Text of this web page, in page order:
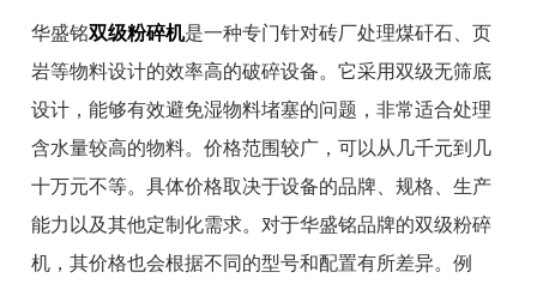
华盛铭双级粉碎机是一种专门针对砖厂处理煤矸石、页
岩等物料设计的效率高的破碎设备。它采用双级无筛底
设计，能够有效避免湿物料堵塞的问题，非常适合处理
含水量较高的物料。价格范围较广，可以从几千元到几
十万元不等。具体价格取决于设备的品牌、规格、生产
能力以及其他定制化需求。对于华盛铭品牌的双级粉碎
机，其价格也会根据不同的型号和配置有所差异。例